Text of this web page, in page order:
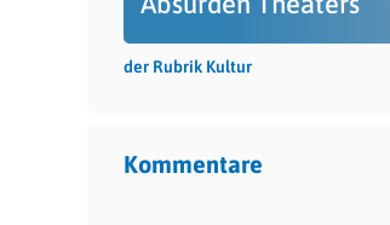
der Rubrik Kultur
Kommentare